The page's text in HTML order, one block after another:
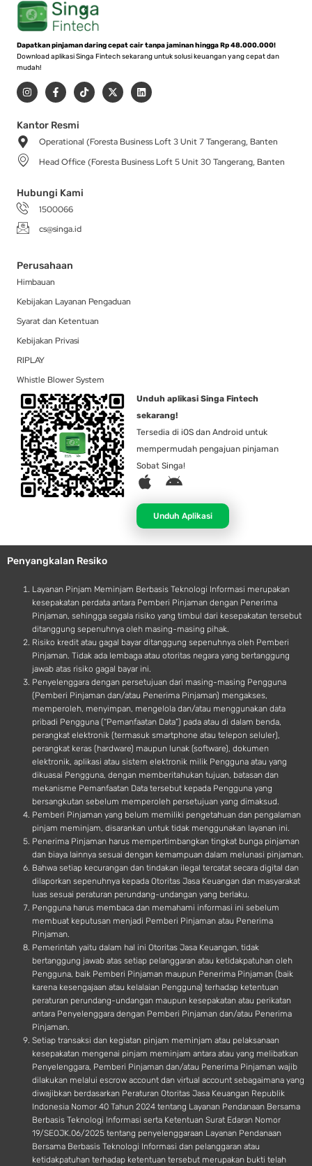
Dapatkan pinjaman daring cepat cair tanpa jaminan hingga Rp 48.000.000!
Download aplikasi Singa Fintech sekarang untuk solusi keuangan yang cepat dan
mudah!
I
n
s
a
g
r
a
m
F
a
c
b
o
-
T
i
k
X
-
t
t
r
L
i
n
i
Kantor Resmi
Operational (Foresta Business Loft 3 Unit 7 Tangerang, Banten
Head Office (Foresta Business Loft 5 Unit 30 Tangerang, Banten
Hubungi Kami
1500066
cs@singa.id
Perusahaan
Himbauan
Kebijakan Layanan Pengaduan
Syarat dan Ketentuan
Kebijakan Privasi
RIPLAY
Whistle Blower System
Unduh aplikasi Singa Fintech
sekarang!
Tersedia di iOS dan Android untuk
mempermudah pengajuan pinjaman
Sobat Singa!
A
p
l
e
A
d
r
o
d
Unduh Aplikasi
Penyangkalan Resiko
Layanan Pinjam Meminjam Berbasis Teknologi Informasi merupakan
kesepakatan perdata antara Pemberi Pinjaman dengan Penerima
Pinjaman, sehingga segala risiko yang timbul dari kesepakatan tersebut
ditanggung sepenuhnya oleh masing-masing pihak.
Risiko kredit atau gagal bayar ditanggung sepenuhnya oleh Pemberi
Pinjaman. Tidak ada lembaga atau otoritas negara yang bertanggung
jawab atas risiko gagal bayar ini.
Penyelenggara dengan persetujuan dari masing-masing Pengguna
(Pemberi Pinjaman dan/atau Penerima Pinjaman) mengakses,
memperoleh, menyimpan, mengelola dan/atau menggunakan data
pribadi Pengguna (“Pemanfaatan Data”) pada atau di dalam benda,
perangkat elektronik (termasuk smartphone atau telepon seluler),
perangkat keras (hardware) maupun lunak (software), dokumen
elektronik, aplikasi atau sistem elektronik milik Pengguna atau yang
dikuasai Pengguna, dengan memberitahukan tujuan, batasan dan
mekanisme Pemanfaatan Data tersebut kepada Pengguna yang
bersangkutan sebelum memperoleh persetujuan yang dimaksud.
Pemberi Pinjaman yang belum memiliki pengetahuan dan pengalaman
pinjam meminjam, disarankan untuk tidak menggunakan layanan ini.
Penerima Pinjaman harus mempertimbangkan tingkat bunga pinjaman
dan biaya lainnya sesuai dengan kemampuan dalam melunasi pinjaman.
Bahwa setiap kecurangan dan tindakan ilegal tercatat secara digital dan
dilaporkan sepenuhnya kepada Otoritas Jasa Keuangan dan masyarakat
luas sesuai peraturan perundang-undangan yang berlaku.
Pengguna harus membaca dan memahami informasi ini sebelum
membuat keputusan menjadi Pemberi Pinjaman atau Penerima
Pinjaman.
Pemerintah yaitu dalam hal ini Otoritas Jasa Keuangan, tidak
bertanggung jawab atas setiap pelanggaran atau ketidakpatuhan oleh
Pengguna, baik Pemberi Pinjaman maupun Penerima Pinjaman (baik
karena kesengajaan atau kelalaian Pengguna) terhadap ketentuan
peraturan perundang-undangan maupun kesepakatan atau perikatan
antara Penyelenggara dengan Pemberi Pinjaman dan/atau Penerima
Pinjaman.
Setiap transaksi dan kegiatan pinjam meminjam atau pelaksanaan
kesepakatan mengenai pinjam meminjam antara atau yang melibatkan
Penyelenggara, Pemberi Pinjaman dan/atau Penerima Pinjaman wajib
dilakukan melalui escrow account dan virtual account sebagaimana yang
diwajibkan berdasarkan Peraturan Otoritas Jasa Keuangan Republik
Indonesia Nomor 40 Tahun 2024 tentang Layanan Pendanaan Bersama
Berbasis Teknologi Informasi serta Ketentuan Surat Edaran Nomor
19/SEOJK.06/2025 tentang penyelenggaraan Layanan Pendanaan
Bersama Berbasis Teknologi Informasi dan pelanggaran atau
ketidakpatuhan terhadap ketentuan tersebut merupakan bukti telah